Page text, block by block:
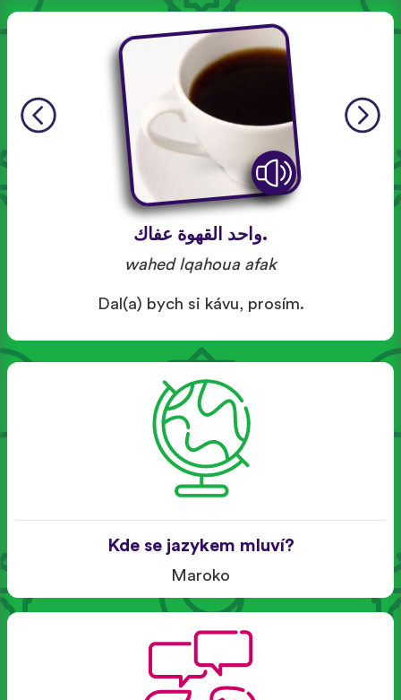
.واحد القهوة عفاك
wahed lqahoua afak
Dal(a) bych si kávu, prosím.
Kde se jazykem mluví?
Maroko